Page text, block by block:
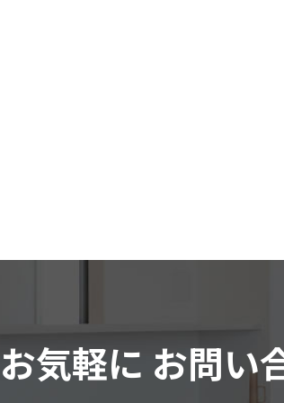
気軽に お問い